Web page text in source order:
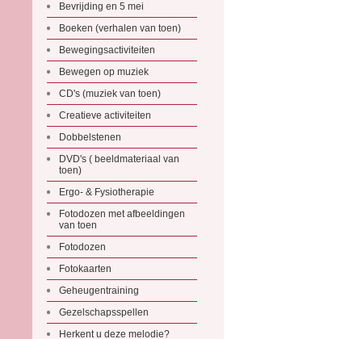
Bevrijding en 5 mei
Boeken (verhalen van toen)
Bewegingsactiviteiten
Bewegen op muziek
CD's (muziek van toen)
Creatieve activiteiten
Dobbelstenen
DVD's ( beeldmateriaal van
toen)
Ergo- & Fysiotherapie
Fotodozen met afbeeldingen
van toen
Fotodozen
Fotokaarten
Geheugentraining
Gezelschapsspellen
Herkent u deze melodie?